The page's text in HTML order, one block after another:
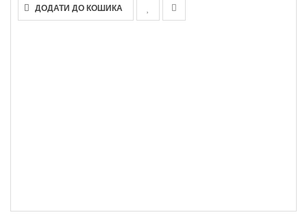
ДОДАТИ ДО КОШИКА